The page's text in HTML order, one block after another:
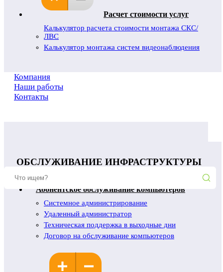
Расчет стоимости услуг
Калькулятор расчета стоимости монтажа СКС/
ЛВС
Калькулятор монтажа систем видеонаблюдения
Компания
Наши работы
Контакты
ОБСЛУЖИВАНИЕ ИНФРАСТРУКТУРЫ
Абонентское обслуживание компьютеров
Системное администрирование
Удаленный администратор
Техническая поддержка в выходные дни
Договор на обслуживание компьютеров